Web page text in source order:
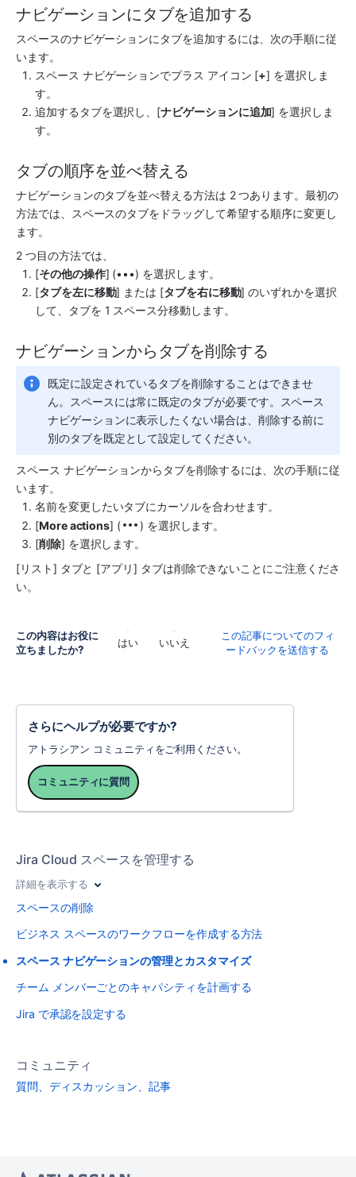
ナビゲーションにタブを追加する
スペースのナビゲーションにタブを追加するには、次の手順に従
います。
スペース ナビゲーションでプラス アイコン [+] を選択しま
す。
追加するタブを選択し、[ナビゲーションに追加] を選択しま
す。
タブの順序を並べ替える
ナビゲーションのタブを並べ替える方法は 2 つあります。最初の
方法では、
スペースのタブをドラッグして希望する順序に変更し
ます。
2 つ目の方法では、
[その他の操作] (•••) を選択します。
[タブを左に移動] または [タブを右に移動] のいずれかを選択
して、タブを 1 スペース分移動します。
ナビゲーションからタブを削除する
既定に設定されているタブを削除することはできませ
ん。
スペースには常に既定のタブが必要です。
スペース
ナビゲーションに表示したくない場合は、削除する前に
別のタブを既定として設定してください。
スペース ナビゲーションからタブを削除するには、次の手順に従
います。
名前を変更したいタブにカーソルを合わせます。
[More actions] (
) を選択します。
[削除] を選択します。
[リスト] タブと [アプリ] タブは削除できないことにご注意くださ
い。
この内容はお役に
立ちましたか?
はい いいえ
この記事についてのフィ
ードバックを送信する
さらにヘルプが必要ですか?
アトラシアン コミュニティをご利用ください。
コミュニティに質問
Jira Cloud スペースを管理する
詳細を表示する
スペースの削除
ビジネス スペースのワークフローを作成する方法
スペース ナビゲーションの管理とカスタマイズ
チーム メンバーごとのキャパシティを計画する
Jira で承認を設定する
コミュニティ
質問、ディスカッション、記事